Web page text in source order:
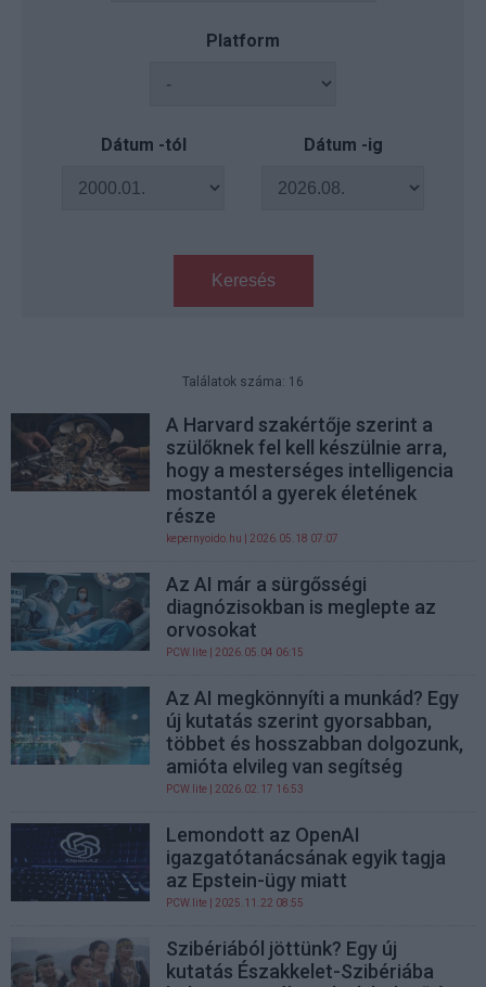
Platform
Dátum -tól Dátum -ig
Keresés
Találatok száma: 16
A Harvard szakértője szerint a
szülőknek fel kell készülnie arra,
hogy a mesterséges intelligencia
mostantól a gyerek életének
része
kepernyoido.hu | 2026.05.18 07:07
Az AI már a sürgősségi
diagnózisokban is meglepte az
orvosokat
PCW.lite | 2026.05.04 06:15
Az AI megkönnyíti a munkád? Egy
új kutatás szerint gyorsabban,
többet és hosszabban dolgozunk,
amióta elvileg van segítség
PCW.lite | 2026.02.17 16:53
Lemondott az OpenAI
igazgatótanácsának egyik tagja
az Epstein-ügy miatt
PCW.lite | 2025.11.22 08:55
Szibériából jöttünk? Egy új
kutatás Északkelet-Szibériába